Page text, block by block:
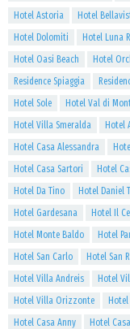
Hotel Astoria
Hotel
Hotel Dolomiti
Hotel Luna
Hotel Oasi Beach
Hotel
Residence Spiaggia
Hotel Sole
Hotel Val di
Hotel Villa Smeralda
Hotel
Hotel Casa Alessandra
Hotel Casa Sartori
Hotel
Hotel Da Tino
Hotel Daniel
Hotel Gardesana
Hotel Il
Hotel Monte Baldo
Hotel
Hotel San Carlo
Hotel San
Hotel Villa Andreis
Hotel
Hotel Villa Orizzonte
Hotel Casa Anny
Hotel